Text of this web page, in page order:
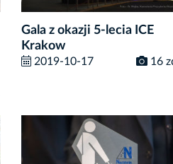
Gala z okazji 5-lecia ICE
Krakow
2019-10-17 16